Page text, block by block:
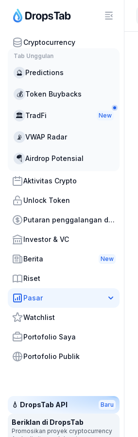
Cryptocurrency
Tab Unggulan
🔮 Predictions
💰 Token Buybacks
🏛 TradFi New
📡 VWAP Radar
🪂 Airdrop Potensial
Aktivitas Crypto
Unlock Token
Putaran penggalangan dana
Investor & VC
Berita New
Riset
Pasar
Watchlist
Portofolio Saya
Portofolio Publik
💧 DropsTab API Baru
Beriklan di DropsTab
Promosikan proyek cryptocurrency
−30.63%